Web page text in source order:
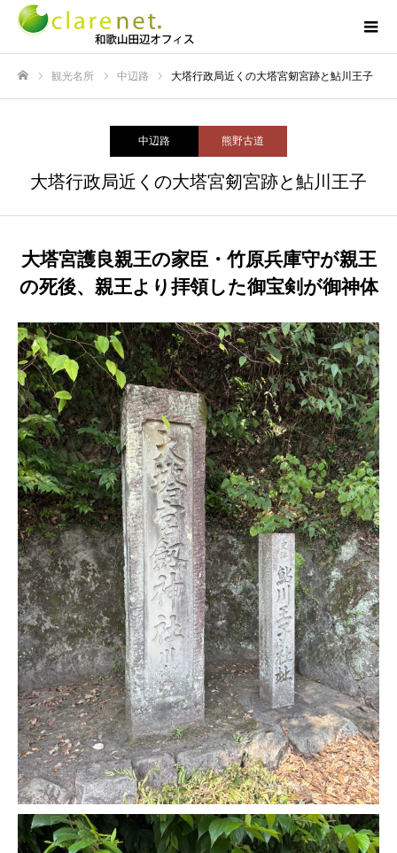
観光名所 中辺路 大塔行政局近くの大塔宮剱宮跡と鮎川王子
中辺路 熊野古道
大塔行政局近くの大塔宮剱宮跡と鮎川王子
大塔宮護良親王の家臣・竹原兵庫守が親王
の死後、親王より拝領した御宝剣が御神体